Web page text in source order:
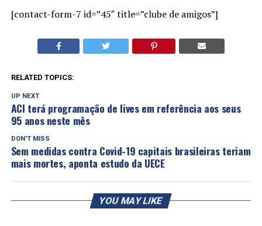
[contact-form-7 id=”45″ title=”clube de amigos”]
RELATED TOPICS:
UP NEXT
ACI terá programação de lives em referência aos seus
95 anos neste mês
DON'T MISS
Sem medidas contra Covid-19 capitais brasileiras teriam
mais mortes, aponta estudo da UECE
YOU MAY LIKE